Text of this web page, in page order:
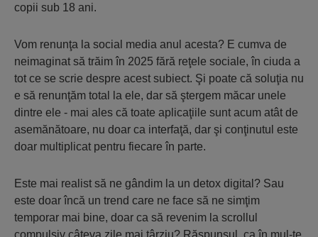
copii sub 18 ani.
Vom renunţa la social media anul acesta? E cumva de
neimaginat să trăim în 2025 fără reţele sociale, în ciuda a
tot ce se scrie despre acest subiect. Şi poate că soluţia nu
e să renunţăm total la ele, dar să ştergem măcar unele
dintre ele - mai ales că toate aplicaţiile sunt acum atât de
asemănătoare, nu doar ca interfaţă, dar şi conţinutul este
doar multiplicat pentru fiecare în parte.
Este mai realist să ne gândim la un detox digital? Sau
este doar încă un trend care ne face să ne simţim
temporar mai bine, doar ca să revenim la scrollul
compulsiv câteva zile mai târziu? Răspunsul, ca în mul-te